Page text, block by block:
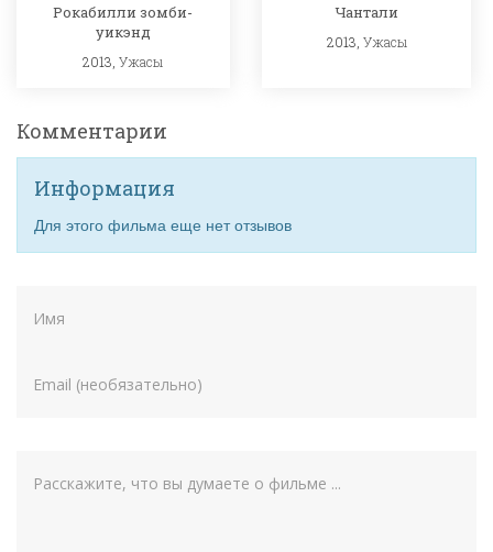
Рокабилли зомби-
уикэнд
2013,Ужасы
Чантали
2013, Ужасы
Комментарии
Информация
Для этого фильма еще нет отзывов